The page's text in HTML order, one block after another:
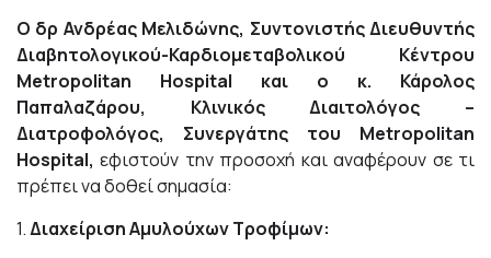
Ο δρ Ανδρέας Μελιδώνης, Συντονιστής Διευθυντής
Διαβητολογικού-Καρδιομεταβολικού Κέντρου
Μetropolitan Hospital και ο κ. Κάρολος
Παπαλαζάρου, Κλινικός Διαιτολόγος –
Διατροφολόγος, Συνεργάτης του Metropolitan
Hospital,εφιστούν την προσοχή και αναφέρουν σε τι
πρέπει να δοθεί σημασία:
1.Διαχείριση Αμυλούχων Τροφίμων: